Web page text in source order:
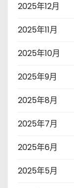
2025年12月
2025年11月
2025年10月
2025年9月
2025年8月
2025年7月
2025年6月
2025年5月